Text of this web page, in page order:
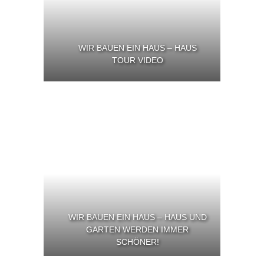
WIR BAUEN EIN HAUS – HAUS
TOUR VIDEO
WIR BAUEN EIN HAUS – HAUS UND
GARTEN WERDEN IMMER
SCHÖNER!